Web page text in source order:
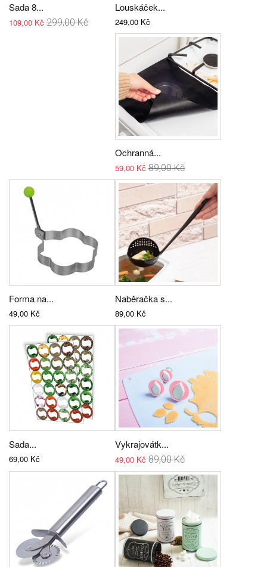
Sada 8...
109,00 Kč 299,00 Kč
Louskáček...
249,00 Kč
Ochranná...
59,00 Kč 89,00 Kč
Forma na...
49,00 Kč
Naběračka s...
89,00 Kč
Sada...
69,00 Kč
Vykrajovátk...
49,00 Kč 89,00 Kč